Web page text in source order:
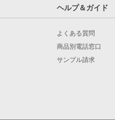
ヘルプ＆ガイド
よくある質問
商品別電話窓口
サンプル請求